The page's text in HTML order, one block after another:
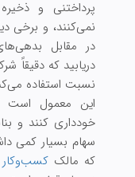
نمی‌کنند، و برخی
در مقابل
دریابید که دقیقاً
نسبت استفاده
این معمول است
خودداری کنند و
سهام بسیار کمی
که مالککسب‌وکار